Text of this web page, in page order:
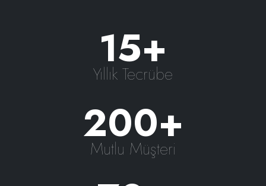
15+
Yıllık Tecrübe
200+
Mutlu Müşteri